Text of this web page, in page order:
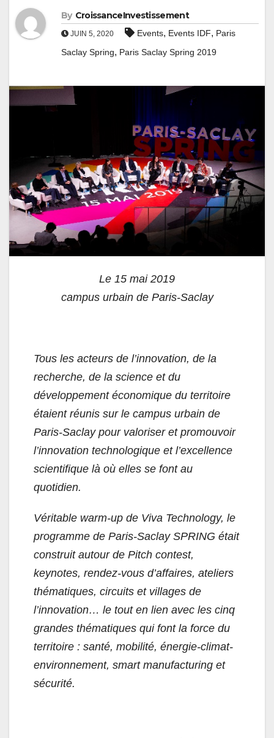
By CroissanceInvestissement
JUIN 5, 2020 Events, Events IDF, Paris
Saclay Spring, Paris Saclay Spring 2019
Le 15 mai 2019
campus urbain de Paris-Saclay
Tous les acteurs de l’innovation, de la
recherche, de la science et du
développement économique du territoire
étaient réunis sur le campus urbain de
Paris-Saclay pour valoriser et promouvoir
l’innovation technologique et l’excellence
scientifique là où elles se font au
quotidien.
Véritable warm-up de Viva Technology, le
programme de Paris-Saclay SPRING était
construit autour de Pitch contest,
keynotes, rendez-vous d’affaires, ateliers
thématiques, circuits et villages de
l’innovation… le tout en lien avec les cinq
grandes thématiques qui font la force du
territoire : santé, mobilité, énergie-climat-
environnement, smart manufacturing et
sécurité.